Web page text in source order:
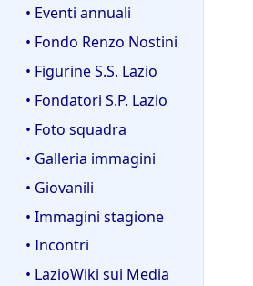
• Eventi annuali
• Fondo Renzo Nostini
• Figurine S.S. Lazio
• Fondatori S.P. Lazio
• Foto squadra
• Galleria immagini
• Giovanili
• Immagini stagione
• Incontri
• LazioWiki sui Media